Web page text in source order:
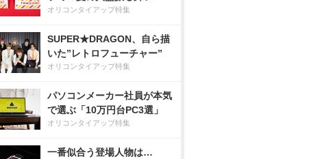
オリコンタイアップ特集
SUPER★DRAGON、自ら描
いた”レトロフューチャー”
オリコンタイアップ特集
パソコンメーカー社員が本気
で選ぶ「10万円台PC3選」
オリコンタイアップ特集
一番似合う登場人物は…